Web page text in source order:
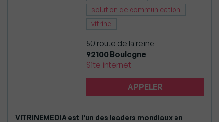
solution de communication
vitrine
50 route de la reine
92100 Boulogne
Site internet
APPELER
VITRINEMEDIA est l'un des leaders mondiaux en